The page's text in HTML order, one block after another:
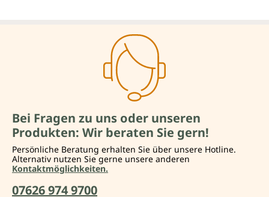
Bei Fragen zu uns oder unseren
Produkten: Wir beraten Sie gern!
Persönliche Beratung erhalten Sie über unsere Hotline.
Alternativ nutzen Sie gerne unsere anderen
Kontaktmöglichkeiten.
07626 974 9700